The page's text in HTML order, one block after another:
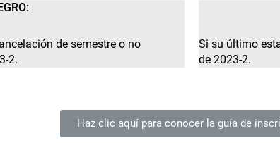
de semestre o no
2.
Si su último
de 2023-2.
Haz clic aquí para conocer la guía de